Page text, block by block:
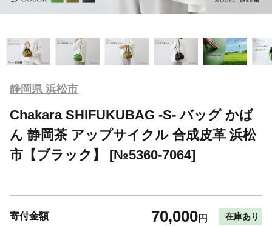
静岡県 浜松市
Chakara SHIFUKUBAG -S- バッグ かば
ん 静岡茶 アップサイクル 合成皮革 浜松
市【ブラック】 [№5360-7064]
寄付金額 70,000円 在庫あり